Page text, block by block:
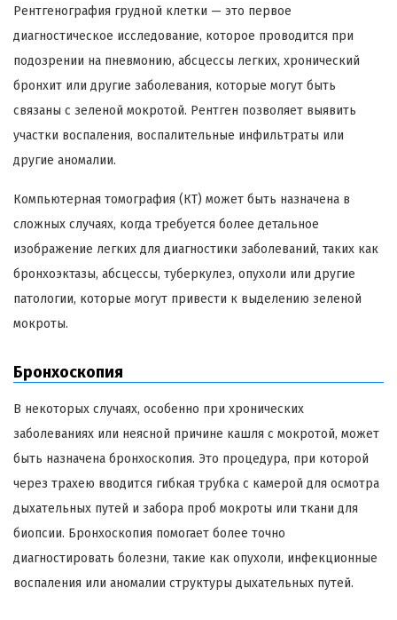
Рентгенография грудной клетки — это первое
диагностическое исследование, которое проводится при
подозрении на пневмонию, абсцессы легких, хронический
бронхит или другие заболевания, которые могут быть
связаны с зеленой мокротой. Рентген позволяет выявить
участки воспаления, воспалительные инфильтраты или
другие аномалии.
Компьютерная томография (КТ) может быть назначена в
сложных случаях, когда требуется более детальное
изображение легких для диагностики заболеваний, таких как
бронхоэктазы, абсцессы, туберкулез, опухоли или другие
патологии, которые могут привести к выделению зеленой
мокроты.
Бронхоскопия
В некоторых случаях, особенно при хронических
заболеваниях или неясной причине кашля с мокротой, может
быть назначена бронхоскопия. Это процедура, при которой
через трахею вводится гибкая трубка с камерой для осмотра
дыхательных путей и забора проб мокроты или ткани для
биопсии. Бронхоскопия помогает более точно
диагностировать болезни, такие как опухоли, инфекционные
воспаления или аномалии структуры дыхательных путей.